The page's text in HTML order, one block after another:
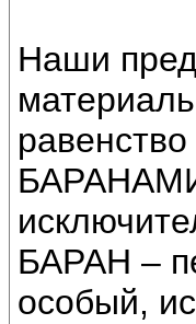
Наши
БАРАНАМИ
БАРАН –
особый,